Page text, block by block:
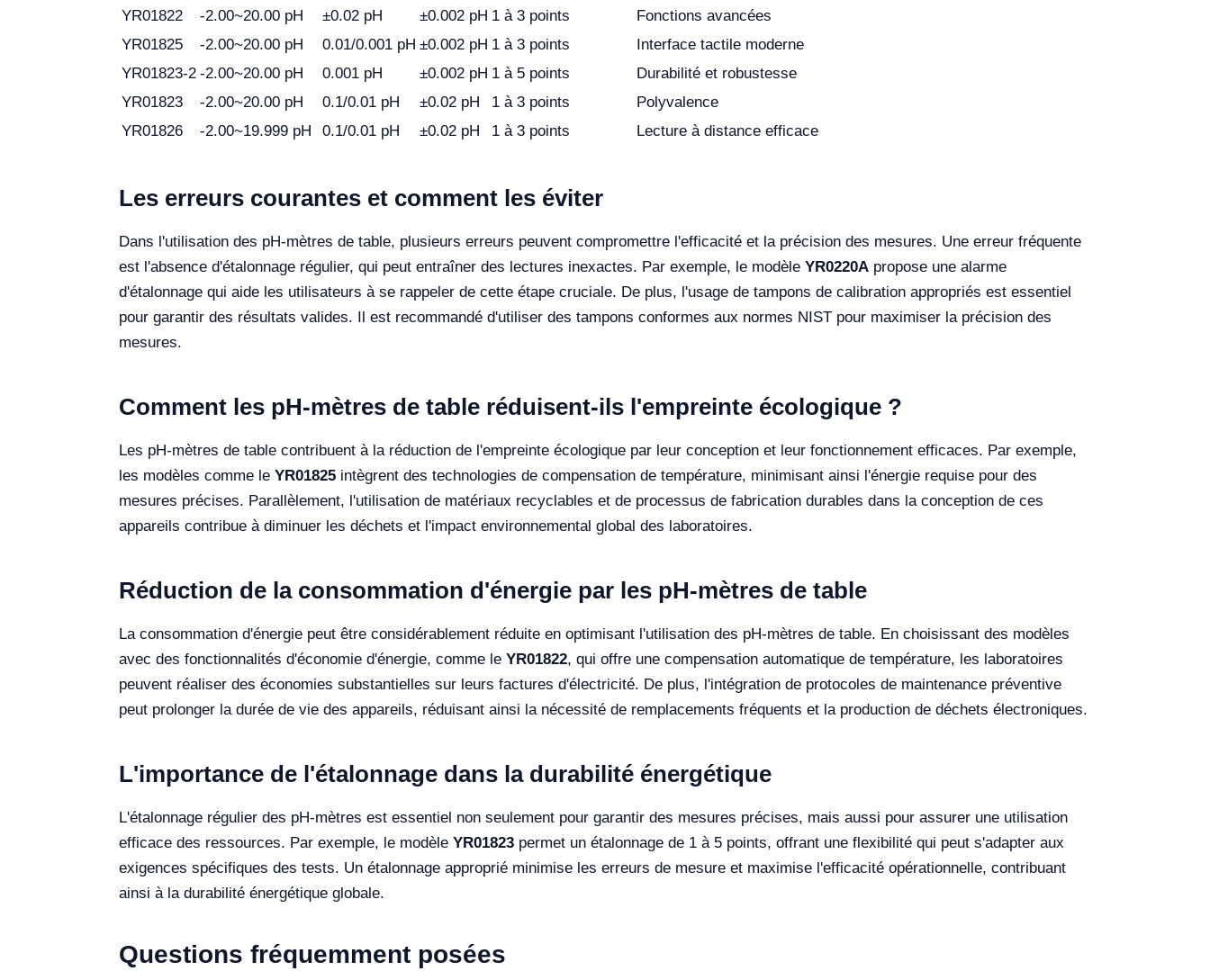
YR01822
-2.00~20.00 pH ±0.02 pH ±0.002 pH 1 à 3 points
Fonctions avancées
YR01825
-2.00~20.00 pH 0.01/0.001 pH ±0.002 pH 1 à 3 points
Interface tactile moderne
YR01823-2 -2.00~20.00 pH 0.001 pH ±0.002 pH 1 à 5 points
Durabilité et robustesse
YR01823
-2.00~20.00 pH 0.1/0.01 pH ±0.02 pH 1 à 3 points
Polyvalence
YR01826
-2.00~19.999 pH 0.1/0.01 pH ±0.02 pH 1 à 3 points Lecture à distance efficace
Les erreurs courantes et comment les éviter
Dans l'utilisation des pH-mètres de table, plusieurs erreurs peuvent compromettre l'efficacité et la précision des mesures. Une erreur fréquente
est l'absence d'étalonnage régulier, qui peut entraîner des lectures inexactes. Par exemple, le modèle YR0220A propose une alarme
d'étalonnage qui aide les utilisateurs à se rappeler de cette étape cruciale. De plus, l'usage de tampons de calibration appropriés est essentiel
pour garantir des résultats valides. Il est recommandé d'utiliser des tampons conformes aux normes NIST pour maximiser la précision des
mesures.
Comment les pH-mètres de table réduisent-ils l'empreinte écologique ?
Les pH-mètres de table contribuent à la réduction de l'empreinte écologique par leur conception et leur fonctionnement efficaces. Par exemple,
les modèles comme le YR01825 intègrent des technologies de compensation de température, minimisant ainsi l'énergie requise pour des
mesures précises. Parallèlement, l'utilisation de matériaux recyclables et de processus de fabrication durables dans la conception de ces
appareils contribue à diminuer les déchets et l'impact environnemental global des laboratoires.
Réduction de la consommation d'énergie par les pH-mètres de table
La consommation d'énergie peut être considérablement réduite en optimisant l'utilisation des pH-mètres de table. En choisissant des modèles
avec des fonctionnalités d'économie d'énergie, comme le YR01822, qui offre une compensation automatique de température, les laboratoires
peuvent réaliser des économies substantielles sur leurs factures d'électricité. De plus, l'intégration de protocoles de maintenance préventive
peut prolonger la durée de vie des appareils, réduisant ainsi la nécessité de remplacements fréquents et la production de déchets électroniques.
L'importance de l'étalonnage dans la durabilité énergétique
L'étalonnage régulier des pH-mètres est essentiel non seulement pour garantir des mesures précises, mais aussi pour assurer une utilisation
efficace des ressources. Par exemple, le modèle YR01823 permet un étalonnage de 1 à 5 points, offrant une flexibilité qui peut s'adapter aux
exigences spécifiques des tests. Un étalonnage approprié minimise les erreurs de mesure et maximise l'efficacité opérationnelle, contribuant
ainsi à la durabilité énergétique globale.
Questions fréquemment posées